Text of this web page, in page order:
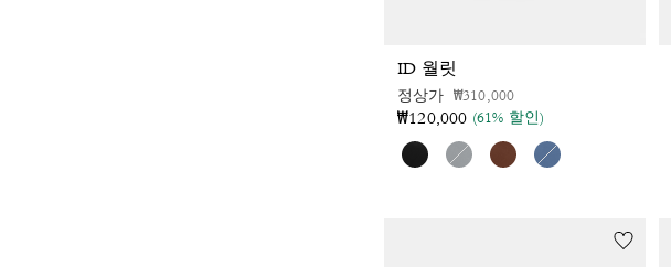
ID 월릿
정상가 가격 인하 전
₩310,000인하됨
₩120,000 (61% 할인)